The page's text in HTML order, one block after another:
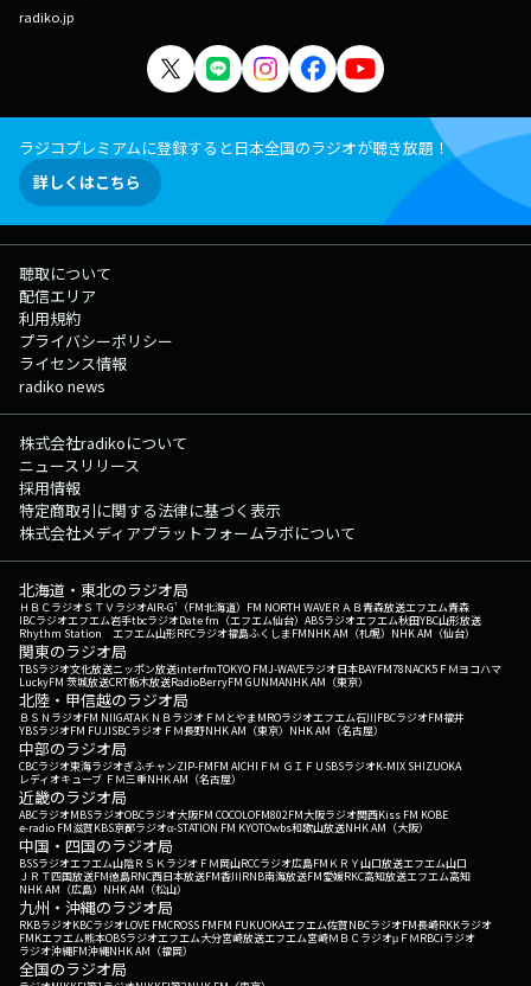
radiko.jp
ラジコプレミアムに登録すると日本全国のラジオが聴き放題！
詳しくはこちら
聴取について
配信エリア
利用規約
プライバシーポリシー
ライセンス情報
radiko news
株式会社radikoについて
ニュースリリース
採用情報
特定商取引に関する法律に基づく表示
株式会社メディアプラットフォームラボについて
北海道・東北のラジオ局
ＨＢＣラジオＳＴＶラジオAIR-G'（FM北海道） FM NORTH WAVEＲＡＢ青森放送エフエム青森
IBCラジオエフエム岩手tbcラジオDate fm（エフエム仙台） ABSラジオエフエム秋田YBC山形放送
Rhythm Station エフエム山形RFCラジオ福島ふくしまFMNHK AM（札幌） NHK AM（仙台）
関東のラジオ局
TBSラジオ文化放送ニッポン放送interfmTOKYO FMJ-WAVEラジオ日本BAYFM78NACK5 ＦＭヨコハマ
LuckyFM 茨城放送CRT栃木放送RadioBerryFM GUNMANHK AM（東京）
北陸・甲信越のラジオ局
ＢＳＮラジオFM NIIGATAＫＮＢラジオ ＦＭとやまMROラジオエフエム石川FBCラジオFM福井
YBSラジオFM FUJISBCラジオ ＦＭ長野NHK AM（東京） NHK AM（名古屋）
中部のラジオ局
CBCラジオ東海ラジオぎふチャンZIP-FMFM AICHI ＦＭ ＧＩＦＵ SBSラジオK-MIX SHIZUOKA
レディオキューブ ＦＭ三重NHK AM（名古屋）
近畿のラジオ局
ABCラジオMBSラジオOBCラジオ大阪FM COCOLOFM802FM大阪ラジオ関西Kiss FM KOBE
e-radio FM滋賀KBS京都ラジオα-STATION FM KYOTOwbs和歌山放送NHK AM（大阪）
中国・四国のラジオ局
BSSラジオエフエム山陰ＲＳＫラジオ ＦＭ岡山RCCラジオ広島FM ＫＲＹ山口放送エフエム山口
ＪＲＴ四国放送FM徳島RNC西日本放送FM香川RNB南海放送FM愛媛RKC高知放送エフエム高知
NHK AM（広島） NHK AM（松山）
九州・沖縄のラジオ局
RKBラジオKBCラジオLOVE FMCROSS FMFM FUKUOKAエフエム佐賀NBCラジオFM長崎RKKラジオ
FMKエフエム熊本OBSラジオエフエム大分宮崎放送エフエム宮崎ＭＢＣラジオμＦＭRBCiラジオ
ラジオ沖縄FM沖縄NHK AM（福岡）
全国のラジオ局